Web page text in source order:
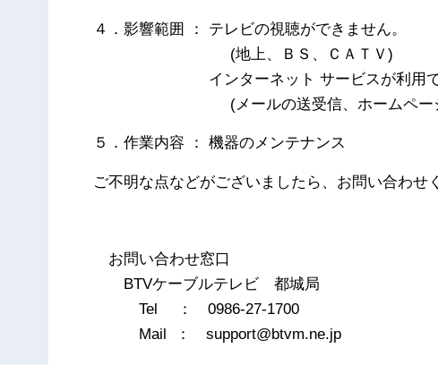
４．影響範囲 ： テレビの視聴ができません。
(地上、ＢＳ、ＣＡＴＶ)
インターネット サービスが利用でき
(メールの送受信、ホームページ
５．作業内容 ： 機器のメンテナンス
ご不明な点などがございましたら、お問い合わせ
以
お問い合わせ窓口
BTVケーブルテレビ 都城局
Tel ： 0986-27-1700
Mail ： support@btvm.ne.jp